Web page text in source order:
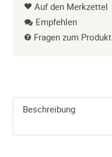
Auf den Merkzettel
Empfehlen
Fragen zum Produkt
Beschreibung